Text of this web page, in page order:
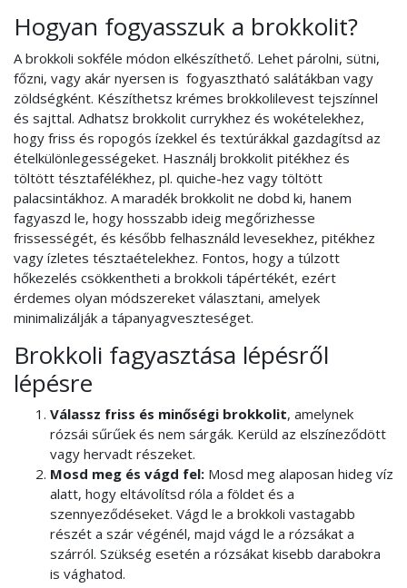
Hogyan fogyasszuk a brokkolit?
A brokkoli sokféle módon elkészíthető. Lehet párolni, sütni,
főzni, vagy akár nyersen is fogyasztható salátákban vagy
zöldségként. Készíthetsz krémes brokkolilevest tejszínnel
és sajttal. Adhatsz brokkolit currykhez és wokételekhez,
hogy friss és ropogós ízekkel és textúrákkal gazdagítsd az
ételkülönlegességeket. Használj brokkolit pitékhez és
töltött tésztafélékhez, pl. quiche-hez vagy töltött
palacsintákhoz. A maradék brokkolit ne dobd ki, hanem
fagyaszd le, hogy hosszabb ideig megőrizhesse
frissességét, és később felhasználd levesekhez, pitékhez
vagy ízletes tésztaételekhez. Fontos, hogy a túlzott
hőkezelés csökkentheti a brokkoli tápértékét, ezért
érdemes olyan módszereket választani, amelyek
minimalizálják a tápanyagveszteséget.
Brokkoli fagyasztása lépésről
lépésre
Válassz friss és minőségi brokkolit, amelynek
rózsái sűrűek és nem sárgák. Kerüld az elszíneződött
vagy hervadt részeket.
Mosd meg és vágd fel: Mosd meg alaposan hideg víz
alatt, hogy eltávolítsd róla a földet és a
szennyeződéseket. Vágd le a brokkoli vastagabb
részét a szár végénél, majd vágd le a rózsákat a
szárról. Szükség esetén a rózsákat kisebb darabokra
is vághatod.